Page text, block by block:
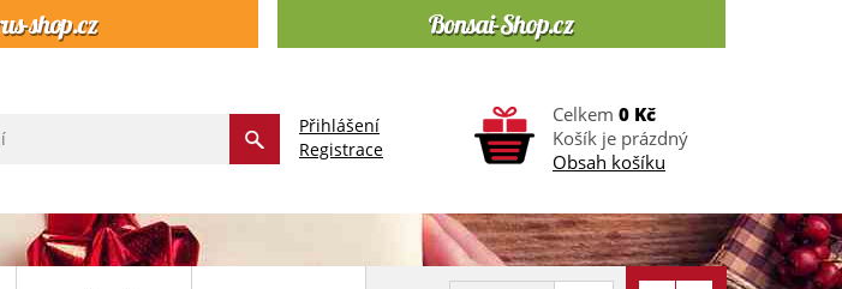
Přihlášení
Registrace
Celkem 0 Kč
Košík je prázdný
Obsah košíku